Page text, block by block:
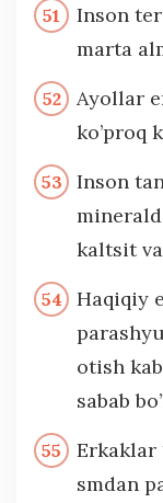
Inson
marta
Ayollar
ko’proq
Inson
kaltsit
Haqiqiy
otish
sabab
Erkaklar
smdan